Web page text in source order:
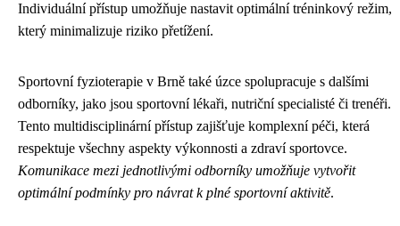
Individuální přístup umožňuje nastavit optimální tréninkový režim,
který minimalizuje riziko přetížení.
Sportovní fyzioterapie v Brně také úzce spolupracuje s dalšími
odborníky, jako jsou sportovní lékaři, nutriční specialisté či trenéři.
Tento multidisciplinární přístup zajišťuje komplexní péči, která
respektuje všechny aspekty výkonnosti a zdraví sportovce.
Komunikace mezi jednotlivými odborníky umožňuje vytvořit
optimální podmínky pro návrat k plné sportovní aktivitě.